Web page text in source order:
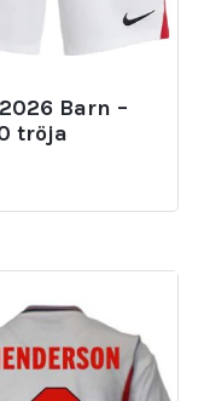
Barn –
tröja